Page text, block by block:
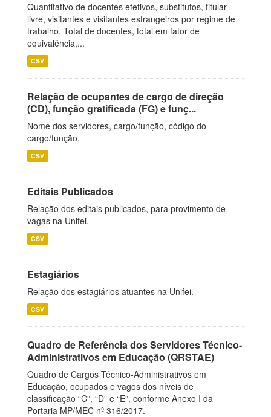
Quantitativo de docentes efetivos, substitutos, titular-
livre, visitantes e visitantes estrangeiros por regime de
trabalho. Total de docentes, total em fator de
equivalência,...
CSV
Relação de ocupantes de cargo de direção
(CD), função gratificada (FG) e funç...
Nome dos servidores, cargo/função, código do
cargo/função.
CSV
Editais Publicados
Relação dos editais publicados, para provimento de
vagas na Unifei.
CSV
Estagiários
Relação dos estagiários atuantes na Unifei.
CSV
Quadro de Referência dos Servidores Técnico-
Administrativos em Educação (QRSTAE)
Quadro de Cargos Técnico-Administrativos em
Educação, ocupados e vagos dos níveis de
classificação “C”, “D” e “E”, conforme Anexo I da
Portaria MP/MEC nº 316/2017.